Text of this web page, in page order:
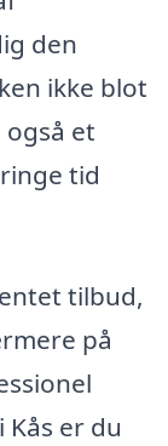
den
ikke blot
et
tid
tilbud,
på
er du